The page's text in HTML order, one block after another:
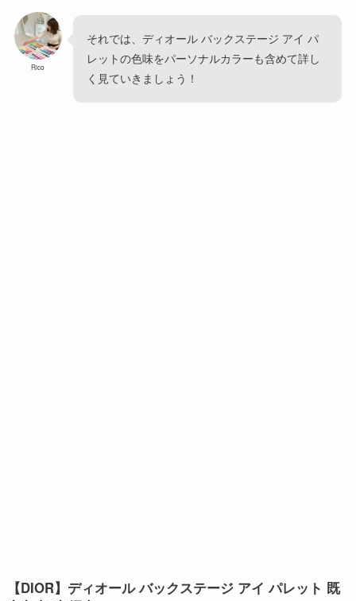
Rico
それでは、ディオール バックステージ アイ パ
レットの色味をパーソナルカラーも含めて詳し
く見ていきましょう！
【DIOR】ディオール バックステージ アイ パレット 既